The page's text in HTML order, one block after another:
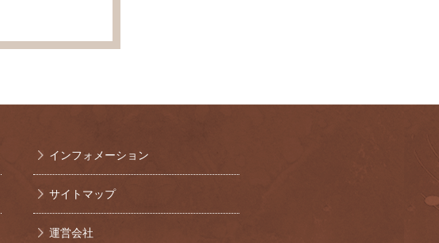
インフォメーション
サイトマップ
運営会社